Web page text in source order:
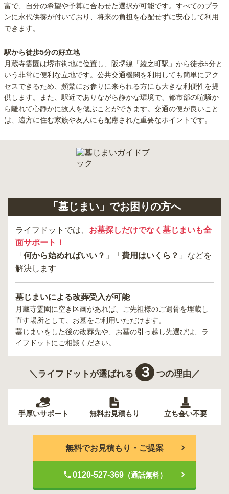
富で、自分の希望や予算に合わせた選択が可能です。すべてのプラ
ンに永代供養が付いており、将来の負担を心配せずに安心して利用
できます。
駅から徒歩5分の好立地
月蔵寺霊園は堺市街地に位置し、阪堺線「綾之町駅」から徒歩5分と
いう非常に便利な立地です。公共交通機関を利用しても簡単にアク
セスできるため、頻繁にお参りに来られる方にも大きな利便性を提
供します。また、駅近でありながら静かな環境で、都市部の喧騒か
ら離れて心静かに故人を偲ぶことができます。交通の便が良いこと
は、遠方に住む家族や友人にも配慮された重要なポイントです。
「墓じまい」でお困りの方へ
ライフドットでは、 お墓探しだけでなく墓じまいも全
面サポート！
「 何から始めればいい？ 」「 費用はいくら？ 」などを
解決します
墓じまいによる改葬受入が可能
月蔵寺霊園に空き区画があれば、ご先祖様のご遺骨を埋蔵し
直す場所として、お墓をご利用いただけます。
墓じまいをした後の改葬先や、お墓の引っ越し先選びは、ラ
イフドットにご相談ください。
＼ライフドットが選ばれる ３ つの理由／
手厚いサポート 無料お見積もり 立ち会い不要
無料でお見積もり・ご提案
0120-527-369（通話無料）